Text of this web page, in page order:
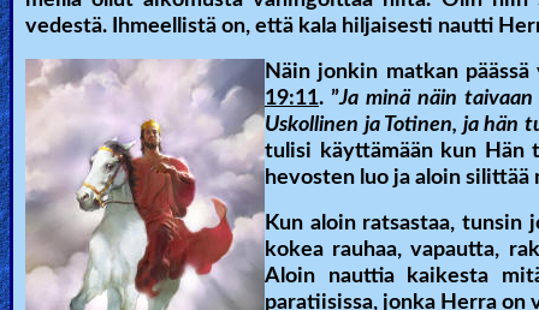
Ask
AI
Bible
Questions
Something
Funny...
vedestä. Ihmeellistä on, että kala hiljaisesti nautti
Näin jonkin matkan
19:11. ”Ja minä näin taivaan
Uskollinen ja Totinen, ja hän
tulisi käyttämään kun Hän
hevosten luo ja aloin
Kun aloin ratsastaa, tunsin
kokea rauhaa, vapautta,
Aloin nauttia kaikesta
paratiisissa, jonka Herra on